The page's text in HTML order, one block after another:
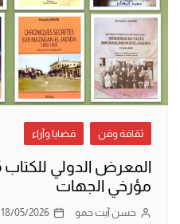
ثقافة وفن قضايا وآراء
مؤرخي الجهات
حسن آيت حمو 18/05/2026